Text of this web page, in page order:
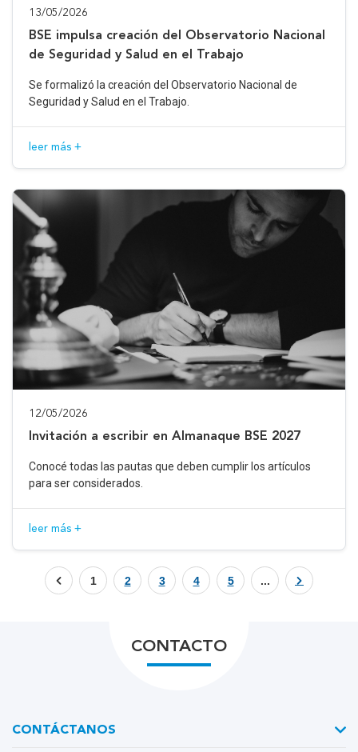
13/05/2026
BSE impulsa creación del Observatorio Nacional
de Seguridad y Salud en el Trabajo
Se formalizó la creación del Observatorio Nacional de
Seguridad y Salud en el Trabajo.
leer más +
12/05/2026
Invitación a escribir en Almanaque BSE 2027
Conocé todas las pautas que deben cumplir los artículos
para ser considerados.
leer más +
1 2 3 4 5 ...
CONTACTO
CONTÁCTANOS